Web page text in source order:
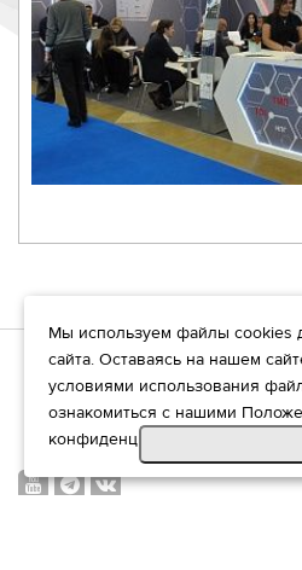
Мы используем файлы cookies
сайта. Оставаясь на нашем
условиями использования
ознакомиться с нашими
конфиденциальности,
+7 495 225 44 40